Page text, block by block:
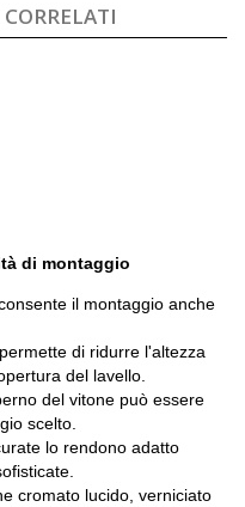
di montaggio
il montaggio anche
di ridurre l'altezza
del lavello.
del vitone può essere
scelto.
lo rendono adatto
cromato lucido, verniciato